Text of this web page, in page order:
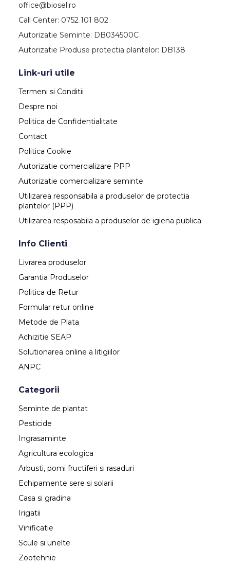
office@biosel.ro
Call Center: 0752 101 802
Autorizatie Seminte: DB034500C
Autorizatie Produse protectia plantelor: DB138
Link-uri utile
Termeni si Conditii
Despre noi
Politica de Confidentialitate
Contact
Politica Cookie
Autorizatie comercializare PPP
Autorizatie comercializare seminte
Utilizarea responsabila a produselor de protectia
plantelor (PPP)
Utilizarea resposabila a produselor de igiena publica
Info Clienti
Livrarea produselor
Garantia Produselor
Politica de Retur
Formular retur online
Metode de Plata
Achizitie SEAP
Solutionarea online a litigiilor
ANPC
Categorii
Seminte de plantat
Pesticide
Ingrasaminte
Agricultura ecologica
Arbusti, pomi fructiferi si rasaduri
Echipamente sere si solarii
Casa si gradina
Irigatii
Vinificatie
Scule si unelte
Zootehnie